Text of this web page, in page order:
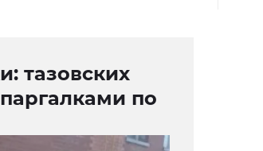
тазовских
по